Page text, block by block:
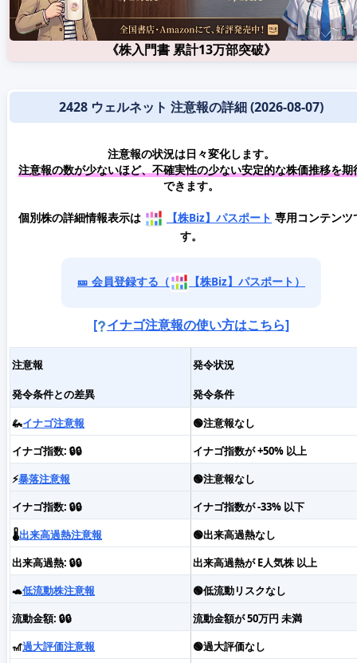
《株入門書 累計13万部突破》
2428 ウェルネット 注意報の詳細 (2026-08-07)
注意報の状況は日々変化します。
注意報の数が少ないほど、不確実性の少ない安定的な株価推移を期
できます。
個別株の詳細情報表示は 【株Biz】パスポート 専用コンテンツ
す。
🎫 会員登録する（ 【株Biz】パスポート）
[ イナゴ注意報の使い方はこちら]
注意報 発令状況
発令条件との差異
発令条件
🦗イナゴ注意報
🟢注意報なし
イナゴ指数: 🔒🔒
イナゴ指数が +50% 以上
⚡️暴落注意報
🟢注意報なし
イナゴ指数: 🔒🔒
イナゴ指数が -33% 以下
🌡️出来高過熱注意報
🟢出来高過熱なし
出来高過熱: 🔒🔒
出来高過熱が E人気株 以上
🐢低流動株注意報
🟢低流動リスクなし
流動金額: 🔒🔒
流動金額が 50万円 未満
🎢過大評価注意報
🟢過大評価なし